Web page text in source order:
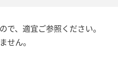
で、適宜ご参照ください。
せん。